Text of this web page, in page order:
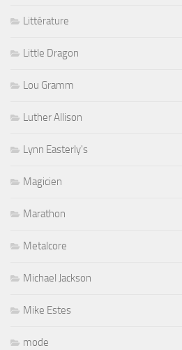
Littérature
Little Dragon
Lou Gramm
Luther Allison
Lynn Easterly's
Magicien
Marathon
Metalcore
Michael Jackson
Mike Estes
mode